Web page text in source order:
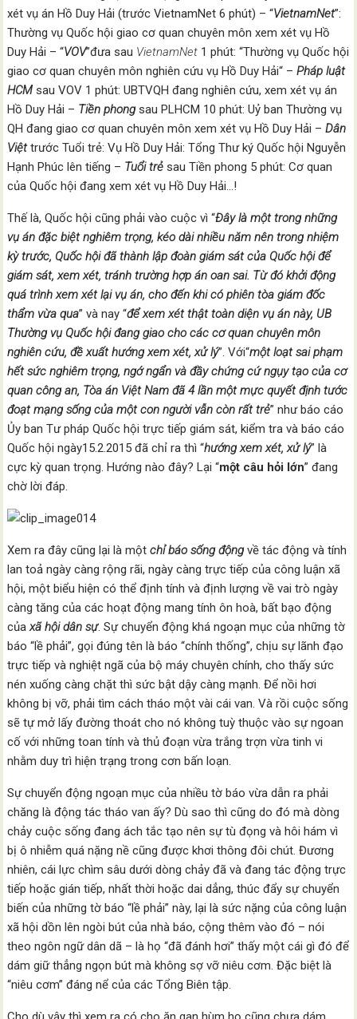
xét vụ án Hồ Duy Hải (trước VietnamNet 6 phút) – “VietnamNet”:
Thường vụ Quốc hội giao cơ quan chuyên môn xem xét vụ Hồ
Duy Hải – “VOV”đưa sau VietnamNet 1 phút: “Thường vụ Quốc hội
giao cơ quan chuyên môn nghiên cứu vụ Hồ Duy Hải“ –Pháp luật
HCM sau VOV 1 phút: UBTVQH đang nghiên cứu, xem xét vụ án
Hồ Duy Hải – Tiền phongsau PLHCM 10 phút: Uỷ ban Thường vụ
QH đang giao cơ quan chuyên môn xem xét vụ Hồ Duy Hải –Dân
Việttrước Tuổi trẻ: Vụ Hồ Duy Hải: Tổng Thư ký Quốc hội Nguyễn
Hạnh Phúc lên tiếng – Tuổi trẻ sau Tiền phong 5 phút: Cơ quan
của Quốc hội đang xem xét vụ Hồ Duy Hải…!
Thế là, Quốc hội cũng phải vào cuộc vì “Đây là một trong những
vụ án đặc biệt nghiêm trọng, kéo dài nhiều năm nên trong nhiệm
kỳ trước, Quốc hội đã thành lập đoàn giám sát của Quốc hội để
giám sát, xem xét, tránh trường hợp án oan sai. Từ đó khởi động
quá trình xem xét lại vụ án, cho đến khi có phiên tòa giám đốc
thẩm vừa qua” và nay “để xem xét thật toàn diện vụ án này, UB
Thường vụ Quốc hội đang giao cho các cơ quan chuyên môn
nghiên cứu, đề xuất hướng xem xét, xửlý”. Với“một loạt sai phạm
hết sức nghiêm trọng, ngớ ngẩn và đầy chứng cứ ngụy tạo của cơ
quan công an, Tòa án Việt Nam đã 4 lần một mực quyết định tước
đoạt mạng sống của một con người vẫn còn rất trẻ” như báo cáo
Ủy ban Tư pháp Quốc hội trực tiếp giám sát, kiểm tra và báo cáo
Quốc hội ngày15.2.2015 đã chỉ ra thì “hướng xem xét, xử lý” là
cực kỳ quan trọng. Hướng nào đây? Lại “một câu hỏi lớn” đang
chờ lời đáp.
Xem ra đây cũng lại là mộtchỉ báo sống độngvề tác động và tính
lan toả ngày càng rộng rãi, ngày càng trực tiếp của công luận xã
hội, một biểu hiện có thể định tính và định lượng về vai trò ngày
càng tăng của các hoạt động mang tính ôn hoà, bất bạo động
củaxã hội dân sự. Sự chuyển động khá ngoạn mục của những tờ
báo “lề phải”, gọi đúng tên là báo “chính thống”, chịu sự lãnh đạo
trực tiếp và nghiệt ngã của bộ máy chuyên chính, cho thấy sức
nén xuống càng chặt thì sức bật dậy càng mạnh. Để nồi hơi
không bị vỡ, phải tìm cách tháo một vài cái van. Và rồi cuộc sống
sẽ tự mở lấy đường thoát cho nó không tuỳ thuộc vào sự ngoan
cố với những toan tính và thủ đoạn vừa trắng trợn vừa tinh vi
nhằm duy trì hiện trạng trong cơn bấn loạn.
Sự chuyển động ngoạn mục của nhiều tờ báo vừa dẫn ra phải
chăng là động tác tháo van ấy? Dù sao thì cũng do đó mà dòng
chảy cuộc sống đang ách tắc tạo nên sự tù đọng và hôi hám vì
bị ô nhiễm quá nặng nề cũng được khơi thông đôi chút. Đương
nhiên, cái lực chìm sâu dưới dòng chảy đã và đang tác động trực
tiếp hoặc gián tiếp, nhất thời hoặc dai dẳng, thúc đẩy sự chuyển
biến của những tờ báo “lề phải” này, lại là sức nặng của công luận
xã hội dồn lên ngòi bút của nhà báo, cộng thêm vào đó – nói
theo ngôn ngữ dân dã – là họ “đã đánh hơi” thấy một cái gì đó để
dám giữ thẳng ngọn bút mà không sợ vỡ niêu cơm. Đặc biệt là
“niêu cơm” đáng nể của các Tổng Biên tập.